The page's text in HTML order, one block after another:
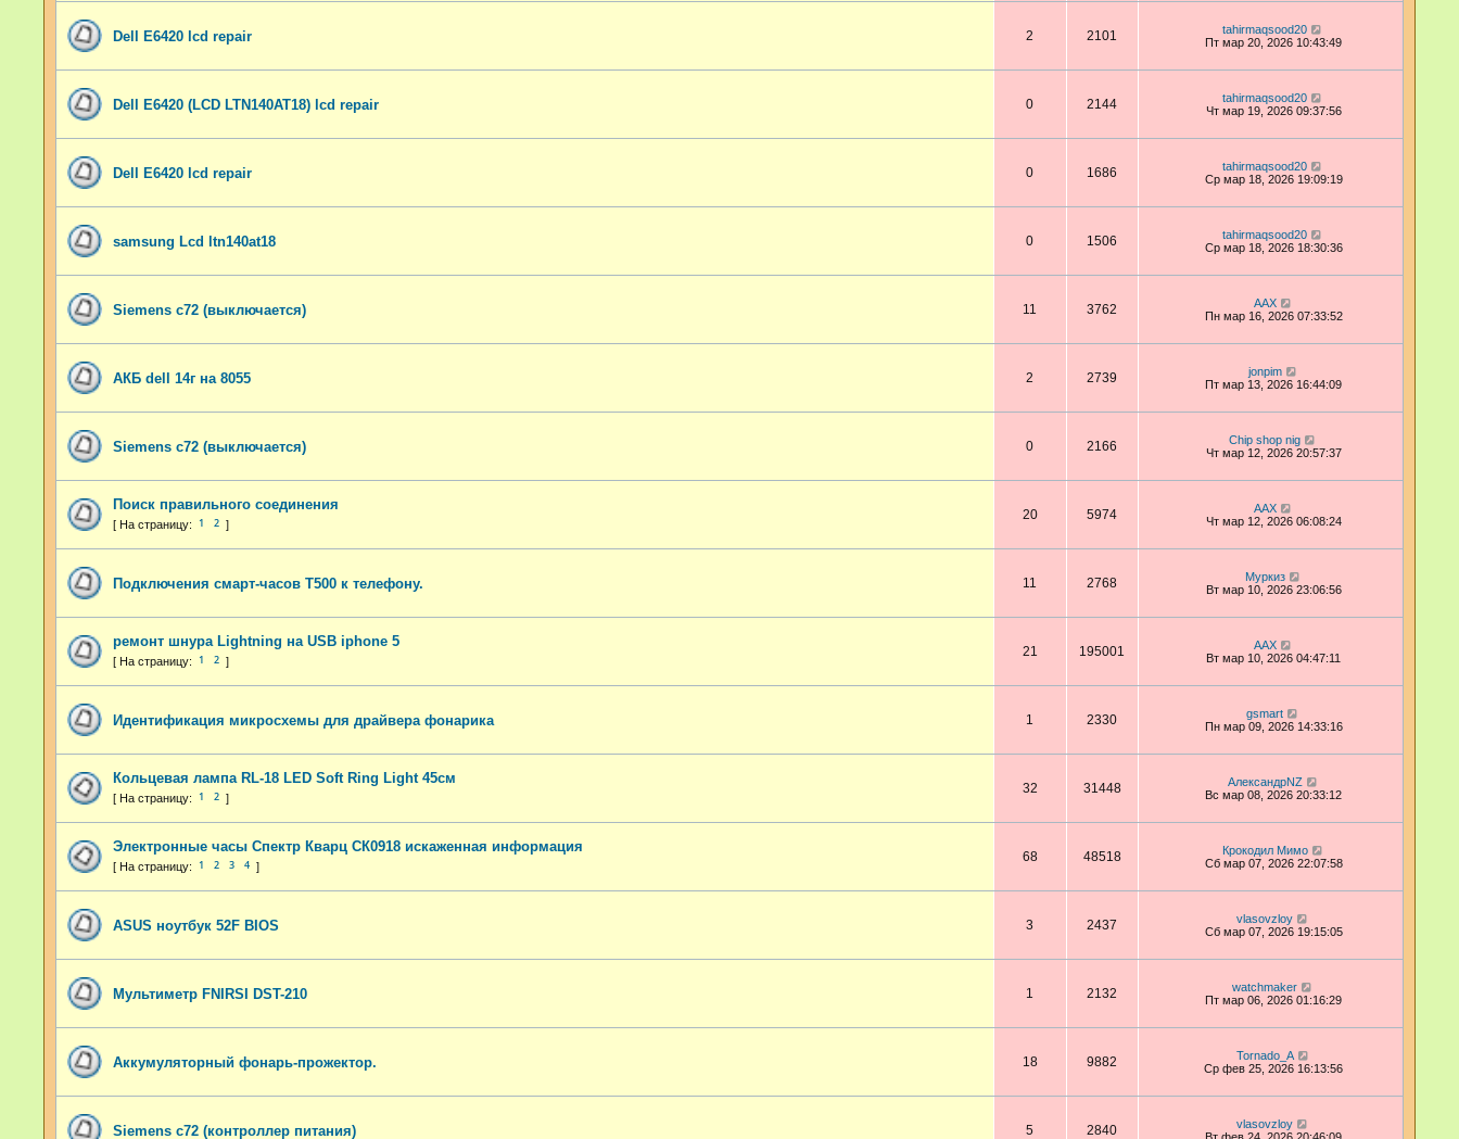
Dell E6420 lcd repair 2 2101
tahirmaqsood20
Пт мар 20, 2026 10:43:49
Dell E6420 (LCD LTN140AT18) lcd repair 0 2144
tahirmaqsood20
Чт мар 19, 2026 09:37:56
Dell E6420 lcd repair 0 1686
tahirmaqsood20
Ср мар 18, 2026 19:09:19
samsung Lcd ltn140at18 0 1506
tahirmaqsood20
Ср мар 18, 2026 18:30:36
Siemens c72 (выключается) 11 3762
AAX
Пн мар 16, 2026 07:33:52
АКБ dell 14г на 8055 2 2739
jonpim
Пт мар 13, 2026 16:44:09
Siemens c72 (выключается) 0 2166
Chip shop nig
Чт мар 12, 2026 20:57:37
Поиск правильного соединения
1 2
20 5974
AAX
Чт мар 12, 2026 06:08:24
Подключения смарт-часов Т500 к телефону. 11 2768
Муркиз
Вт мар 10, 2026 23:06:56
ремонт шнура Lightning на USB iphone 5
1 2
21 195001
AAX
Вт мар 10, 2026 04:47:11
Идентификация микросхемы для драйвера фонарика 1 2330
gsmart
Пн мар 09, 2026 14:33:16
Кольцевая лампа RL-18 LED Soft Ring Light 45см
1 2
32 31448
АлександрNZ
Вс мар 08, 2026 20:33:12
Электронные часы Спектр Кварц СК0918 искаженная информация
1 2 3 4
68 48518
Крокодил Мимо
Сб мар 07, 2026 22:07:58
ASUS ноутбук 52F BIOS 3 2437
vlasovzloy
Сб мар 07, 2026 19:15:05
Мультиметр FNIRSI DST-210 1 2132
watchmaker
Пт мар 06, 2026 01:16:29
Аккумуляторный фонарь-прожектор. 18 9882
Tornado_A
Ср фев 25, 2026 16:13:56
Siemens c72 (контроллер питания) 5 2840
vlasovzloy